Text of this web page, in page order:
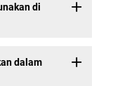
di
dalam